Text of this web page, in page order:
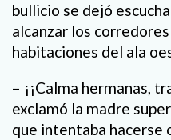
bullicio se dejó
alcanzar los
habitaciones del ala
– ¡¡Calma hermanas,
exclamó la madre
que intentaba hacerse